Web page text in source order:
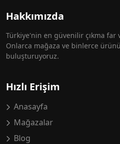
Hakkımızda
Türkiye'nin en güvenilir çıkma far
Onlarca mağaza ve binlerce
buluşturuyoruz.
Hızlı Erişim
Anasayfa
Mağazalar
Blog